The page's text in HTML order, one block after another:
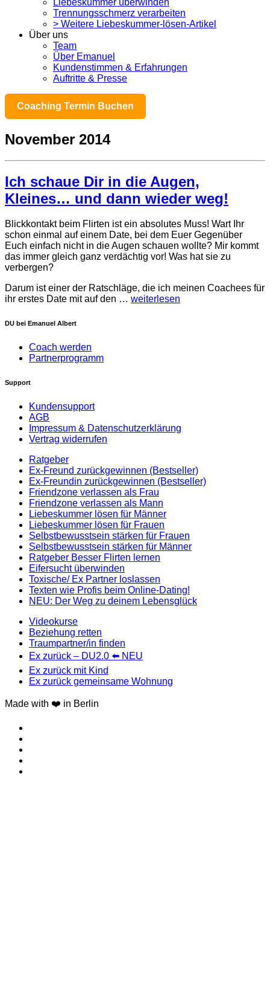
Trennungsschmerz verarbeiten
> Weitere Liebeskummer-lösen-Artikel
Über uns
Team
Über Emanuel
Kundenstimmen & Erfahrungen
Auftritte & Presse
Coaching Termin Buchen
November 2014
Ich schaue Dir in die Augen,
Kleines… und dann wieder weg!
Blickkontakt beim Flirten ist ein absolutes Muss! Wart Ihr
schon einmal auf einem Date, bei dem Euer Gegenüber
Euch einfach nicht in die Augen schauen wollte? Mir kommt
das immer gleich ganz verdächtig vor! Was hat sie zu
verbergen?
Darum ist einer der Ratschläge, die ich meinen Coachees für
ihr erstes Date mit auf den … weiterlesen
DU bei Emanuel Albert
Coach werden
Partnerprogramm
Support
Kundensupport
AGB
Impressum & Datenschutzerklärung
Vertrag widerrufen
Ratgeber
Ex-Freund zurückgewinnen (Bestseller)
Ex-Freundin zurückgewinnen (Bestseller)
Friendzone verlassen als Frau
Friendzone verlassen als Mann
Liebeskummer lösen für Männer
Liebeskummer lösen für Frauen
Selbstbewusstsein stärken für Frauen
Selbstbewusstsein stärken für Männer
Ratgeber Besser Flirten lernen
Eifersucht überwinden
Toxische/ Ex Partner loslassen
Texten wie Profis beim Online-Dating!
NEU: Der Weg zu deinem Lebensglück
Videokurse
Beziehung retten
Traumpartner/in finden
Ex zurück – DU2.0 ⬅️ NEU
Ex zurück mit Kind
Ex zurück gemeinsame Wohnung
Made with ❤️ in Berlin